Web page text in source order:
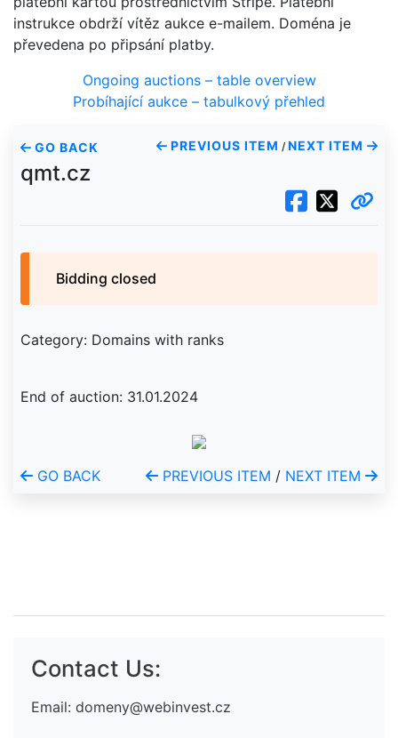
instrukce obdrží vítěz aukce e-mailem. Doména je
převedena po připsání platby.
Ongoing auctions – table overview
Probíhající aukce – tabulkový přehled
GO BACK PREVIOUS ITEM / NEXT ITEM
qmt.cz
Bidding closed
Category: Domains with ranks
End of auction: 31.01.2024
GO BACK PREVIOUS ITEM / NEXT ITEM
Contact Us:
Email: domeny@webinvest.cz